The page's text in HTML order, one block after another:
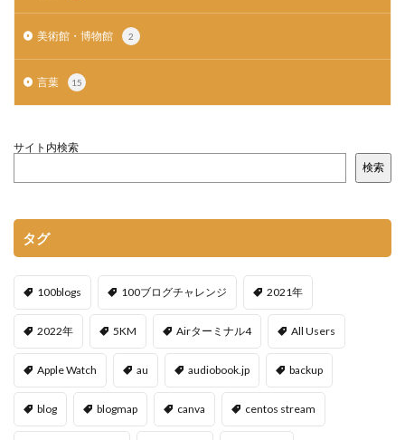
美術館・博物館 2
言葉 15
サイト内検索
検索
タグ
100blogs 100ブログチャレンジ 2021年
2022年 5KM Airターミナル4 All Users
Apple Watch au audiobook.jp backup
blog blogmap canva centos stream